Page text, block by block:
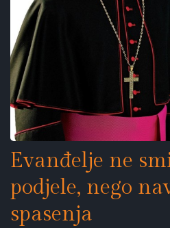
Evanđelje ne
podjele, nego
spasenja